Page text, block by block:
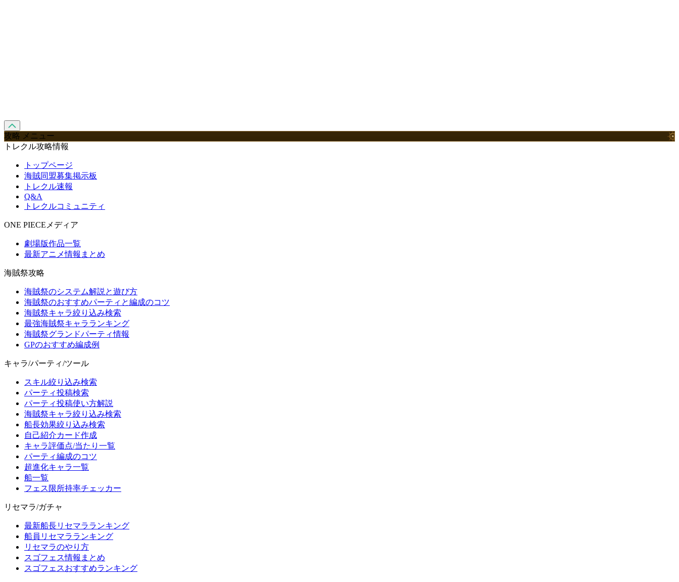
攻略 メニュー
トレクル攻略情報
トップページ
海賊同盟募集掲示板
トレクル速報
Q&A
トレクルコミュニティ
ONE PIECEメディア
劇場版作品一覧
最新アニメ情報まとめ
海賊祭攻略
海賊祭のシステム解説と遊び方
海賊祭のおすすめパーティと編成のコツ
海賊祭キャラ絞り込み検索
最強海賊祭キャラランキング
海賊祭グランドパーティ情報
GPのおすすめ編成例
キャラ/パーティ/ツール
スキル絞り込み検索
パーティ投稿検索
パーティ投稿使い方解説
海賊祭キャラ絞り込み検索
船長効果絞り込み検索
自己紹介カード作成
キャラ評価点/当たり一覧
パーティ編成のコツ
超進化キャラ一覧
船一覧
フェス限所持率チェッカー
リセマラ/ガチャ
最新船長リセマラランキング
船員リセマラランキング
リセマラのやり方
スゴフェス情報まとめ
スゴフェスおすすめランキング